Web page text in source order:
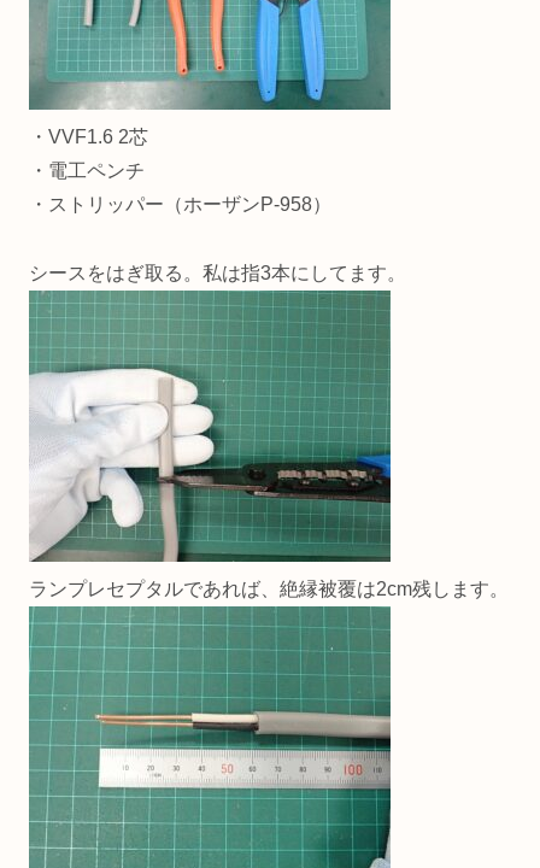
・VVF1.6 2芯
・電工ペンチ
・ストリッパー（ホーザンP-958）
シースをはぎ取る。私は指3本にしてます。
ランプレセプタルであれば、絶縁被覆は2cm残します。